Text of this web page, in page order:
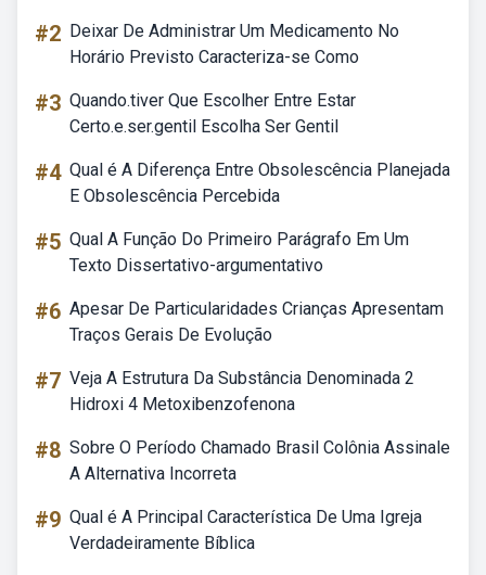
#2 Deixar De Administrar Um Medicamento No
Horário Previsto Caracteriza-se Como
#3 Quando.tiver Que Escolher Entre Estar
Certo.e.ser.gentil Escolha Ser Gentil
#4 Qual é A Diferença Entre Obsolescência Planejada
E Obsolescência Percebida
#5 Qual A Função Do Primeiro Parágrafo Em Um
Texto Dissertativo-argumentativo
#6 Apesar De Particularidades Crianças Apresentam
Traços Gerais De Evolução
#7 Veja A Estrutura Da Substância Denominada 2
Hidroxi 4 Metoxibenzofenona
#8 Sobre O Período Chamado Brasil Colônia Assinale
A Alternativa Incorreta
#9 Qual é A Principal Característica De Uma Igreja
Verdadeiramente Bíblica